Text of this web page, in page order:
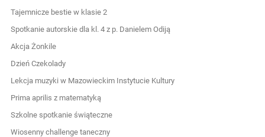
Tajemnicze bestie w klasie 2
Spotkanie autorskie dla kl. 4 z p. Danielem Odiją
Akcja Żonkile
Dzień Czekolady
Lekcja muzyki w Mazowieckim Instytucie Kultury
Prima aprilis z matematyką
Szkolne spotkanie świąteczne
Wiosenny challenge taneczny